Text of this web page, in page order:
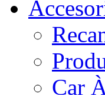
Car